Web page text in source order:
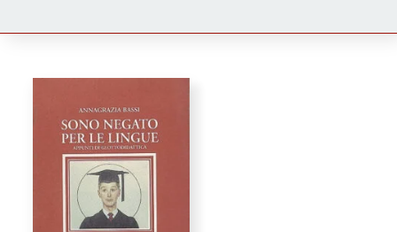
Proposte di pubblicazione
Gangemi Editore